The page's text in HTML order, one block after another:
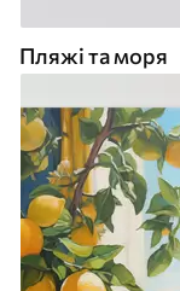
Пляжі та моря